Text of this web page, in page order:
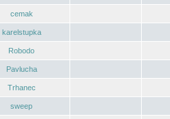
cemak
karelstupka
Robodo
Pavlucha
Trhanec
sweep